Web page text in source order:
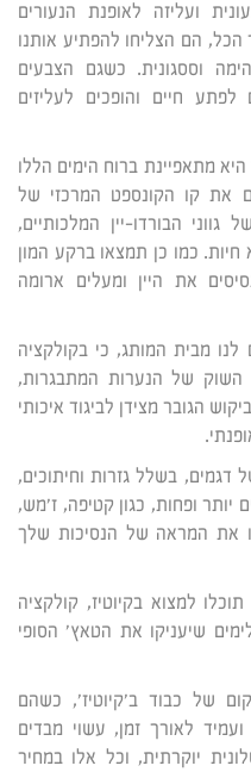
ועליזה לאופנת הנעורים
הם הצליחו להפתיע אותנו
וססגונית. כשגם הצבעים
חיים והופכים לעליזים
מתאפיינת ברוח הימים הללו
את קו הקונספט המרכזי של
סתיו-חורף 2017-2018 בשל גווני הבורדו-יין המלכותיים,
כמו כן תמצאו ברקע המון
את היין ומעלים ארומה
לנו מבית המותג, כי בקולקציה
השוק של הנערות המתבגרות,
הגובר מצידן לביגוד איכותי
דגמים, בשלל גזרות וחיתוכים,
יותר ופחות, כגון קטיפה, ז'מש,
את המראה של הנסיכות שלך
למצוא בקיוטיז, קולקציה
שיעניקו את הטאץ' הסופי
של כבוד ב'קיוטיז', כשהם
לאורך זמן, עשוי מבדים
יוקרתית, וכל אלו במחיר